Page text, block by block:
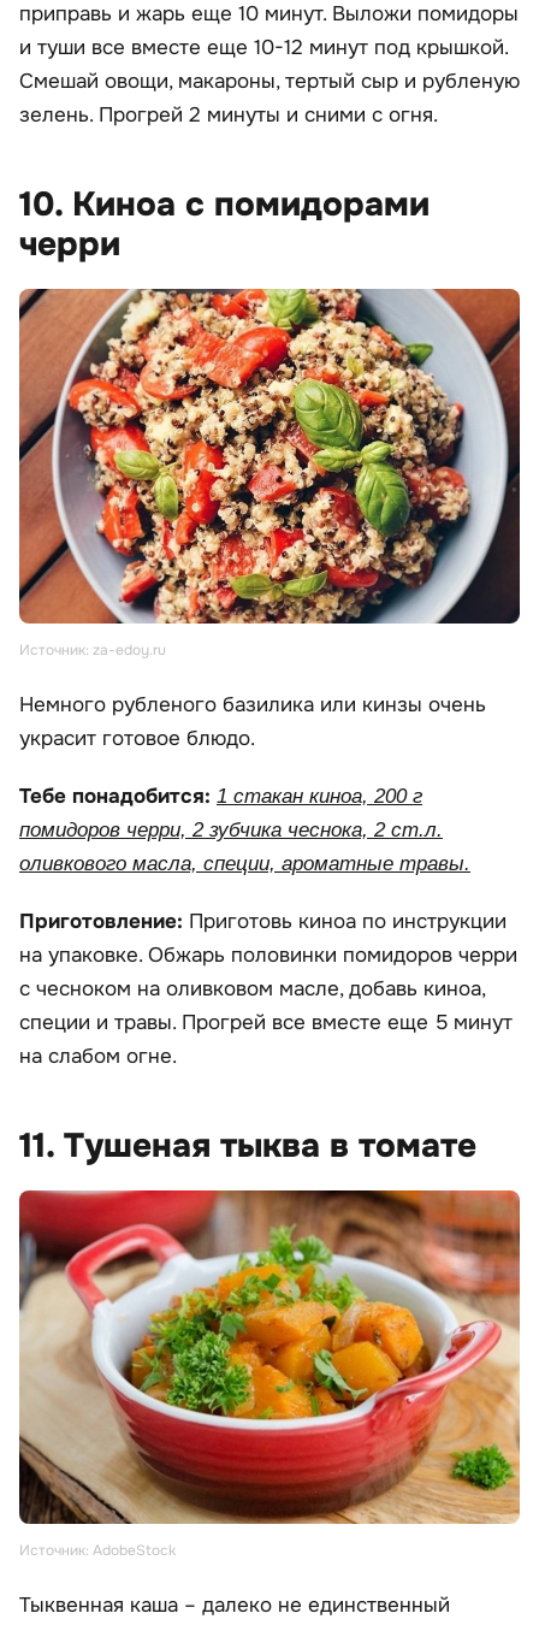
приправь и жарь еще 10 минут. Выложи помидоры
и туши все вместе еще 10-12 минут под крышкой.
Смешай овощи, макароны, тертый сыр и рубленую
зелень. Прогрей 2 минуты и сними с огня.
10. Киноа с помидорами
черри
Источник: za-edoy.ru
Немного рубленого базилика или кинзы очень
украсит готовое блюдо.
Тебе понадобится: 1 стакан киноа, 200 г
помидоров черри, 2 зубчика чеснока, 2 ст.л.
оливкового масла, специи, ароматные травы.
Приготовление: Приготовь киноа по инструкции
на упаковке. Обжарь половинки помидоров черри
с чесноком на оливковом масле, добавь киноа,
специи и травы. Прогрей все вместе еще 5 минут
на слабом огне.
11. Тушеная тыква в томате
Источник: AdobeStock
Тыквенная каша – далеко не единственный